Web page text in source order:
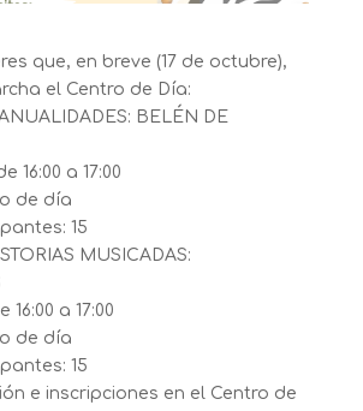
que, en breve (17 de octubre),
el Centro de Día:
BELÉN DE
16:00 a 17:00
de día
15
MUSICADAS:
16:00 a 17:00
de día
15
e inscripciones en el Centro de